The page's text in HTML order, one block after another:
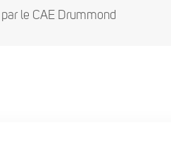
le CAE Drummond